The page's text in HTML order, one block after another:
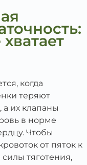
когда
теряют
а их клапаны
в норме
Чтобы
от пяток к
тяготения,